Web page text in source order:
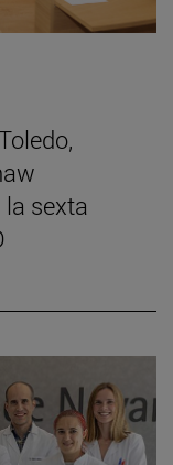
sexta